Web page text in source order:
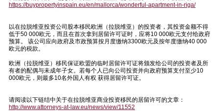
https://buypropertyinspain.eu/en/mallorca/wonderful-apartment-in-riga/
以在拉脱维亚投资公司股本移民欧洲（拉脱维亚）的投资者，其投资金额不得
低于50 000欧元，而且在首次拿到居留许可证时，应将10 000欧元支付给政府
预算。 该公司应向政府及市政预算按月度缴纳3300欧元及按年度缴纳40 000
欧元的税款。
欧洲（拉脱维亚）移民保证欧盟的临时居留许可证将颁发给公司的投资者及所
有者的配偶与未成年子女。若每个人已向公司投资并向政府预算支付至少10
000欧元，则最多10名外国人有权 获得居留许可证。
请阅读以下链结中关于在拉脱维亚商业投资移民的居留许可的文章：
http://www.attorneys-at-law.eu/news/view/11552